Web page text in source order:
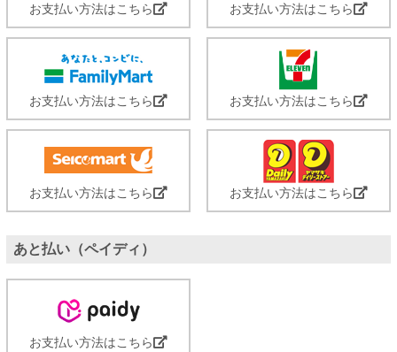
お支払い方法はこちら お支払い方法はこちら
お支払い方法はこちら お支払い方法はこちら
お支払い方法はこちら お支払い方法はこちら
あと払い（ペイディ）
お支払い方法はこちら